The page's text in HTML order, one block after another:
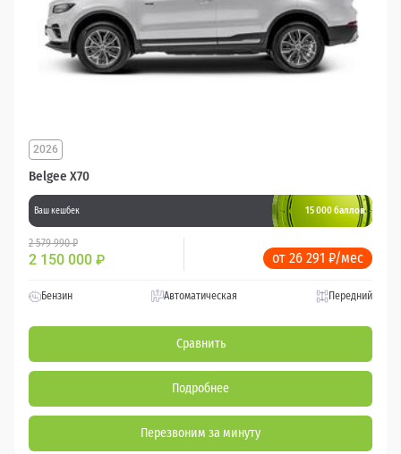
Belgee X70
2026
Ваш кешбек 15 000 баллов
2 579 990 ₽
2 150 000 ₽ от 26 291 ₽/мес
Бензин Автоматическая Передний
Сравнить
Подробнее
Перезвоним за минуту